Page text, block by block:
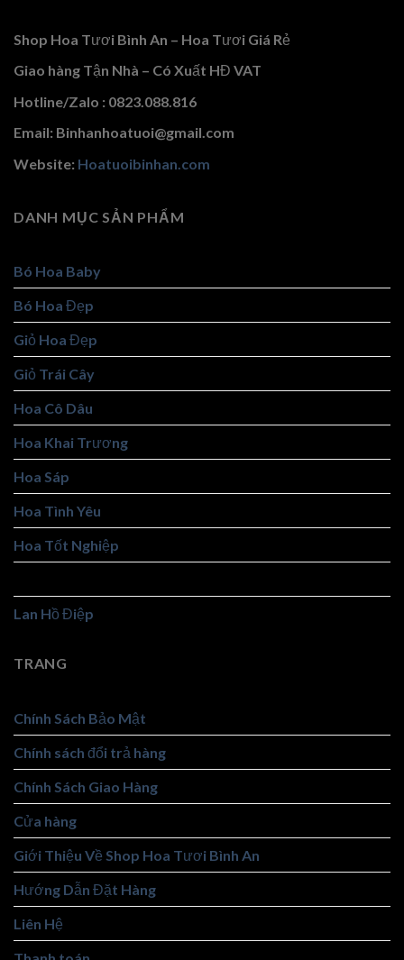
Shop Hoa Tươi Bình An – Hoa Tươi Giá Rẻ
Giao hàng Tận Nhà – Có Xuất HĐ VAT
Hotline/Zalo : 0823.088.816
Email: Binhanhoatuoi@gmail.com
Website: Hoatuoibinhan.com
DANH MỤC SẢN PHẨM
Bó Hoa Baby
Bó Hoa Đẹp
Giỏ Hoa Đẹp
Giỏ Trái Cây
Hoa Cô Dâu
Hoa Khai Trương
Hoa Sáp
Hoa Tình Yêu
Hoa Tốt Nghiệp
Lan Hồ Điệp
TRANG
Chính Sách Bảo Mật
Chính sách đổi trả hàng
Chính Sách Giao Hàng
Cửa hàng
Giới Thiệu Về Shop Hoa Tươi Bình An
Hướng Dẫn Đặt Hàng
Liên Hệ